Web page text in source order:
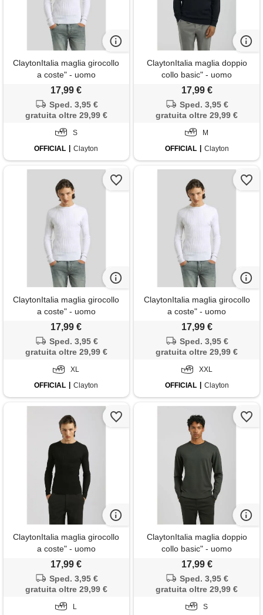
ClaytonItalia maglia girocollo
a coste" - uomo
17,99 €
Sped. 3,95 €
gratuita oltre 29,99 €
S
OFFICIAL
Clayton
ClaytonItalia maglia doppio
collo basic" - uomo
17,99 €
Sped. 3,95 €
gratuita oltre 29,99 €
M
OFFICIAL
Clayton
ClaytonItalia maglia girocollo
a coste" - uomo
17,99 €
Sped. 3,95 €
gratuita oltre 29,99 €
XL
OFFICIAL
Clayton
ClaytonItalia maglia girocollo
a coste" - uomo
17,99 €
Sped. 3,95 €
gratuita oltre 29,99 €
XXL
OFFICIAL
Clayton
ClaytonItalia maglia girocollo
a coste" - uomo
17,99 €
Sped. 3,95 €
gratuita oltre 29,99 €
L
ClaytonItalia maglia doppio
collo basic" - uomo
17,99 €
Sped. 3,95 €
gratuita oltre 29,99 €
S